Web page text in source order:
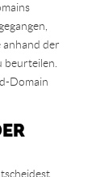
anhand der
beurteilen.
Domain